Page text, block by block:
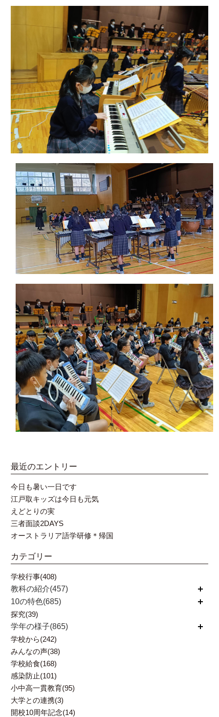
最近のエントリー
今日も暑い一日です
江戸取キッズは今日も元気
えどとりの実
三者面談2DAYS
オーストラリア語学研修＊帰国
カテゴリー
学校行事(408)
教科の紹介(457)
開く
10の特色(685)
開く
探究(39)
学年の様子(865)
開く
学校から(242)
みんなの声(38)
学校給食(168)
感染防止(101)
小中高一貫教育(95)
大学との連携(3)
開校10周年記念(14)